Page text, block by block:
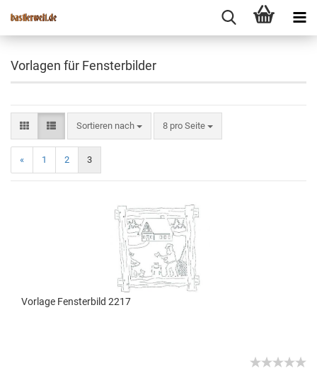
Vorlagen für Fensterbilder
Sortieren nach 8 pro Seite
« 1 2 3
Vorlage Fensterbild 2217